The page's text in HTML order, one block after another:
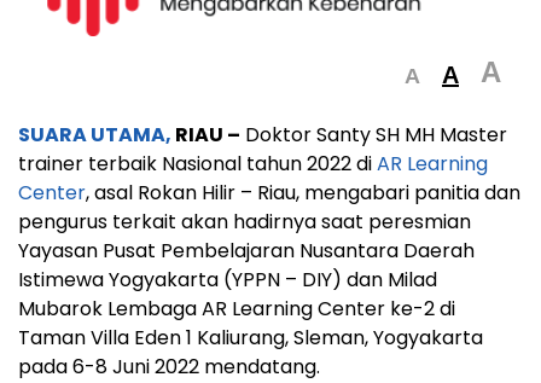
A A A
SUARA UTAMA, RIAU – Doktor Santy SH MH Master
trainer terbaik Nasional tahun 2022 diAR Learning
Center, asal Rokan Hilir – Riau, mengabari panitia dan
pengurus terkait akan hadirnya saat peresmian
Yayasan Pusat Pembelajaran Nusantara Daerah
Istimewa Yogyakarta (YPPN – DIY) dan Milad
Mubarok Lembaga AR Learning Center ke-2 di
Taman Villa Eden 1 Kaliurang, Sleman, Yogyakarta
pada 6-8 Juni 2022 mendatang.